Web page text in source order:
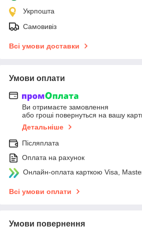
Укрпошта
Самовивіз
Всі умови доставки
Умови оплати
Ви отримаєте замовлення
або гроші повернуться на вашу
Детальніше
Післяплата
Оплата на рахунок
Онлайн-оплата карткою Visa,
Всі умови оплати
Умови повернення